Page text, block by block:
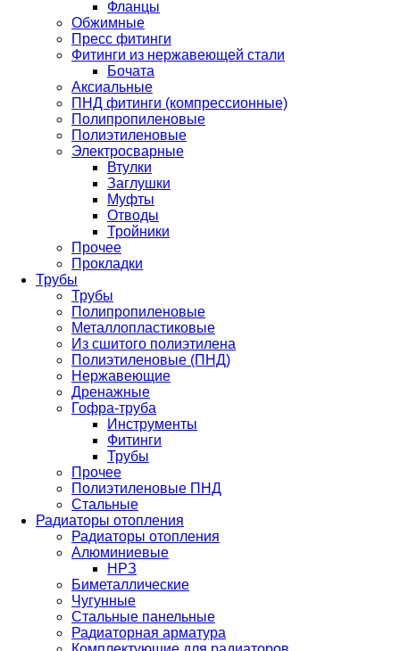
Фланцы
Обжимные
Пресс фитинги
Фитинги из нержавеющей стали
Бочата
Аксиальные
ПНД фитинги (компрессионные)
Полипропиленовые
Полиэтиленовые
Электросварные
Втулки
Заглушки
Муфты
Отводы
Тройники
Прочее
Прокладки
Трубы
Трубы
Полипропиленовые
Металлопластиковые
Из сшитого полиэтилена
Полиэтиленовые (ПНД)
Нержавеющие
Дренажные
Гофра-труба
Инструменты
Фитинги
Трубы
Прочее
Полиэтиленовые ПНД
Стальные
Радиаторы отопления
Радиаторы отопления
Алюминиевые
НРЗ
Биметаллические
Чугунные
Стальные панельные
Радиаторная арматура